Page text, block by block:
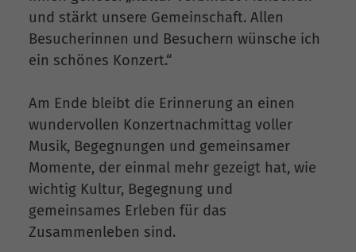
und stärkt unsere Gemeinschaft. Allen
Besucherinnen und Besuchern wünsche ich
ein schönes Konzert.“
Am Ende bleibt die Erinnerung an einen
wundervollen Konzertnachmittag voller
Musik, Begegnungen und gemeinsamer
Momente, der einmal mehr gezeigt hat, wie
wichtig Kultur, Begegnung und
gemeinsames Erleben für das
Zusammenleben sind.